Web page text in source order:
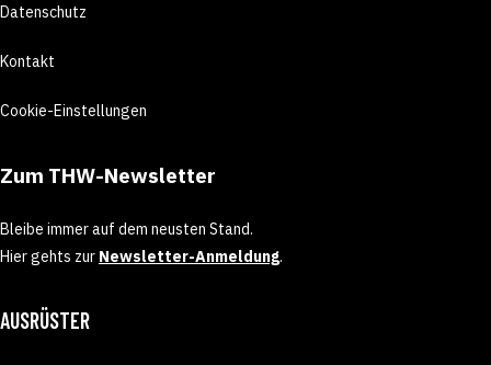
Datenschutz
Kontakt
Cookie-Einstellungen
Zum THW-Newsletter
Bleibe immer auf dem neusten Stand.
Hier gehts zur Newsletter-Anmeldung.
AUSRÜSTER